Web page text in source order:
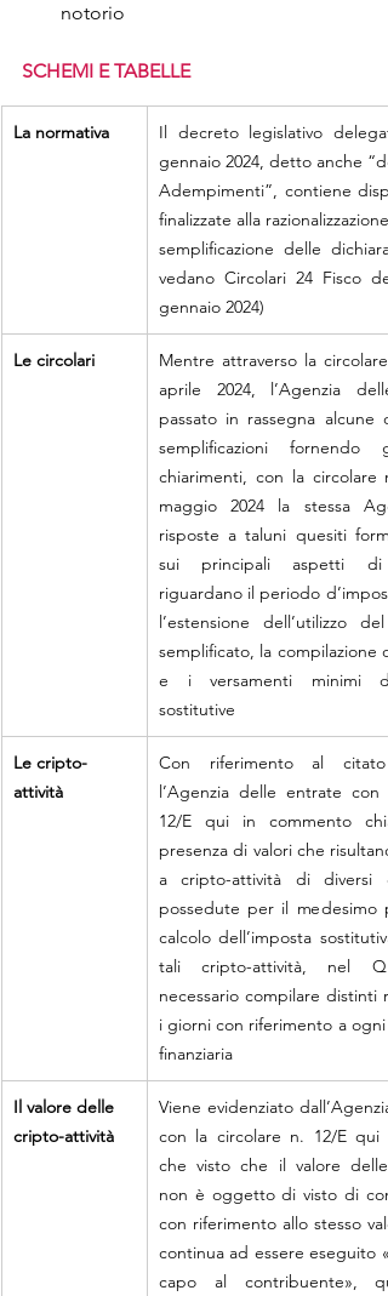
notorio
SCHEMI E TABELLE
La normativa
Il decreto legislativo
gennaio 2024, detto anche
Adempimenti”, contiene
finalizzate alla razionalizzazione
semplificazione delle
vedano Circolari 24 Fisco
gennaio 2024)
Le circolari
Mentre attraverso la circolare
aprile 2024, l’Agenzia
passato in rassegna alcune
semplificazioni fornendo
chiarimenti, con la circolare
maggio 2024 la stessa
risposte a taluni quesiti
sui principali aspetti di
riguardano il periodo
l’estensione dell’utilizzo
semplificato, la compilazione
e i versamenti minimi
sostitutive
Le cripto-
attività
Con riferimento al
l’Agenzia delle entrate con
12/E qui in commento
presenza di valori che
a cripto-attività di diversi
possedute per il medesimo
calcolo dell’imposta
tali cripto-attività, nel
necessario compilare distinti
i giorni con riferimento a ogni
finanziaria
Il valore delle
cripto-attività
Viene evidenziato
con la circolare n. 12/E qui
che visto che il valore delle
non è oggetto di visto di
con riferimento allo stesso
continua ad essere eseguito
capo al contribuente»,